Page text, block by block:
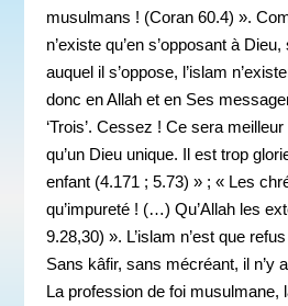
musulmans ! (Coran 60.4) ».
n’existe qu’en s’opposant à
auquel il s’oppose, l’islam
donc en Allah et en Ses
‘Trois’. Cessez ! Ce sera
qu’un Dieu unique. Il est trop
enfant (4.171 ; 5.73) » ; « Les
qu’impureté ! (…) Qu’Allah les
9.28,30) ». L’islam n’est que
Sans kâfir, sans mécréant, il n’y
La profession de foi musulmane,